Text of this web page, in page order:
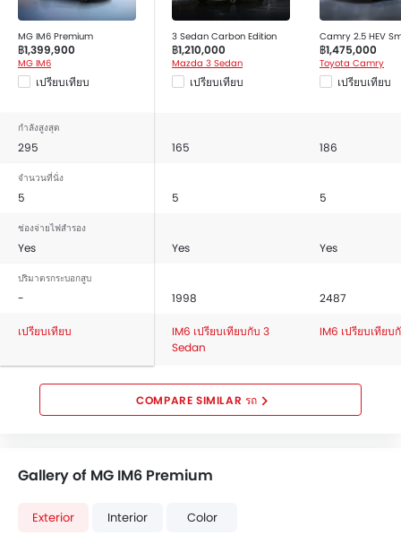
คานเหล็กด้านข้างรถ
คานเหล็กด้านหน้ารถ
กระจกมองหลังแบบตัดแสง
ระบบกุญแจนิรภัย
ระบบป้องกันการลื่นไถลของรถ
ระบบ เปิด / ปิด ไฟหน้าอัตโนมัติ
เข็มขัดนิรภัยด้านหน้าปรับระดับสูง-ต่ำ
ระบบปรับไฟหน้า สูง / ต่ำ
นาฬิกาแบบดิจิตอล
หน้าปัดบอกระยะทางแบบดิจิตอล
ระบบกระจายแรงเบรก
กระจกมองข้างพับไฟฟ้า
ไฟเตือนสถานะเครื่องยนต์
ระบบทำความร้อน
เสาอากาศวิทยุแบบฝัง, สั้น หรือครีบฉลาม
พวงมาลัยหุ้มหนัง
กระจกมองข้างปรับไฟฟ้า
MG IM6 Premium
฿1,399,900
MG IM6
เปรียบเทียบ
3 Sedan Carbon Edition
฿1,210,000
Mazda 3 Sedan
เปรียบเทียบ
Camry 2.5 HEV
฿1,475,000
Toyota Camry
เปรียบเทียบ
กำลังสูงสุด
295 165 186
จำนวนที่นั่ง
5 5 5
ช่องจ่ายไฟสำรอง
Yes Yes Yes
ปริมาตรกระบอกสูบ
- 1998 2487
เปรียบเทียบ
IM6 เปรียบเทียบกับ 3
Sedan
IM6 เปรียบเทีย
COMPARE SIMILAR รถ
Gallery of MG IM6 Premium
Exterior Interior Color